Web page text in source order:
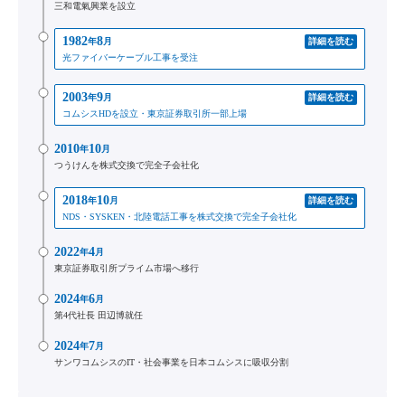
三和電氣興業を設立
1982年8月
詳細を読む
光ファイバーケーブル工事を受注
2003年9月
詳細を読む
コムシスHDを設立・東京証券取引所一部上場
2010年10月
つうけんを株式交換で完全子会社化
2018年10月
詳細を読む
NDS・SYSKEN・北陸電話工事を株式交換で完全子会社化
2022年4月
東京証券取引所プライム市場へ移行
2024年6月
第4代社長 田辺博就任
2024年7月
サンワコムシスのIT・社会事業を日本コムシスに吸収分割